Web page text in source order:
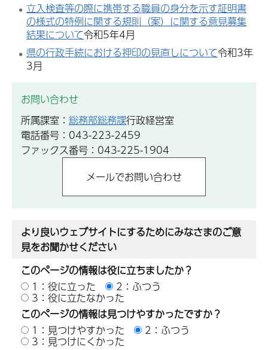
立入検査等の際に携帯する職員の身分を示す証明書
の様式の特例に関する規則（案）に関する意見募集
結果について令和5年4月
県の行政手続における押印の見直しについて令和3年
3月
お問い合わせ
所属課室： 総務部総務課行政経営室
電話番号：043-223-2459
ファックス番号：043-225-1904
より良いウェブサイトにするためにみなさまのご意
見をお聞かせください
このページの情報は役に立ちましたか？
1：役に立った
2：ふつう
3：役に立たなかった
このページの情報は見つけやすかったですか？
1：見つけやすかった
2：ふつう
3：見つけにくかった